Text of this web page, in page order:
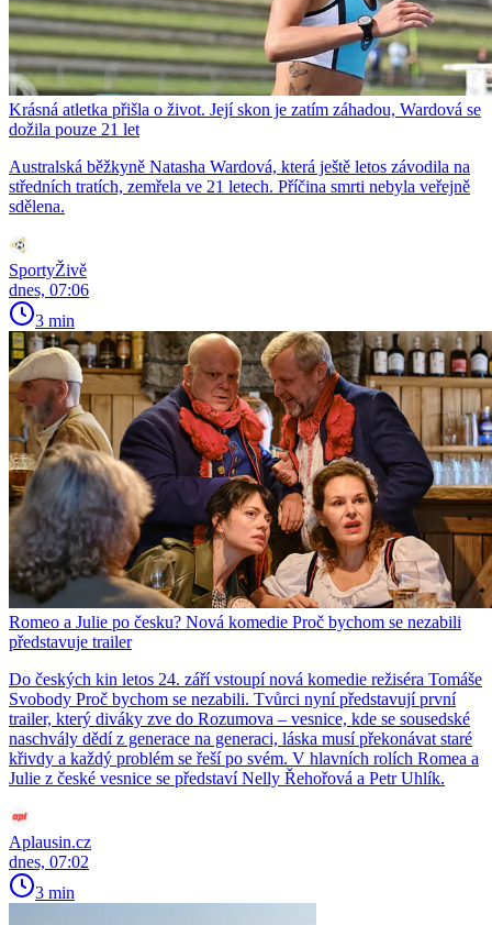
Krásná atletka přišla o život. Její skon je zatím záhadou, Wardová se
dožila pouze 21 let
Australská běžkyně Natasha Wardová, která ještě letos závodila na
středních tratích, zemřela ve 21 letech. Příčina smrti nebyla veřejně
sdělena.
SportyŽivě
dnes, 07:06
3 min
Romeo a Julie po česku? Nová komedie Proč bychom se nezabili
představuje trailer
Do českých kin letos 24. září vstoupí nová komedie režiséra Tomáše
Svobody Proč bychom se nezabili. Tvůrci nyní představují první
trailer, který diváky zve do Rozumova – vesnice, kde se sousedské
naschvály dědí z generace na generaci, láska musí překonávat staré
křivdy a každý problém se řeší po svém. V hlavních rolích Romea a
Julie z české vesnice se představí Nelly Řehořová a Petr Uhlík.
Aplausin.cz
dnes, 07:02
3 min